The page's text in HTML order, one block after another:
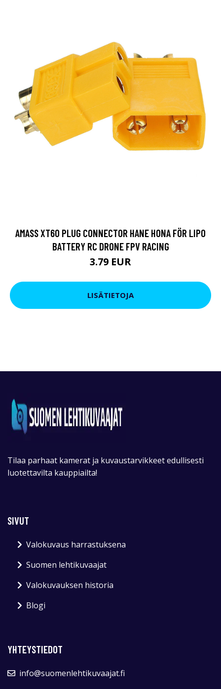
AMASS XT60 PLUG CONNECTOR HANE HONA FÖR LIPO
BATTERY RC DRONE FPV RACING
3.79 EUR
LISÄTIETOJA
Tilaa parhaat kamerat ja kuvaustarvikkeet edullisesti
luotettavilta kauppiailta!
SIVUT
Valokuvaus harrastuksena
Suomen lehtikuvaajat
Valokuvauksen historia
Blogi
YHTEYSTIEDOT
info@suomenlehtikuvaajat.fi